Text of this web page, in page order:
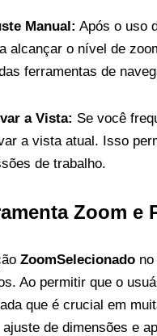
Manual: Após o uso
alcançar o nível de
ferramentas de
a Vista: Se você
a vista atual. Isso
de trabalho.
Zoom e
ZoomSelecionado
Ao permitir que o
que é crucial em
de dimensões e